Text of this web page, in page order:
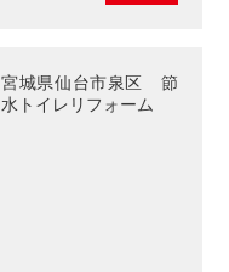
宮城県仙台市泉区 節
水トイレリフォーム